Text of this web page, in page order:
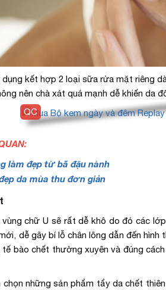
kết hợp 2 loại sữa rửa mặt riêng
nên chà xát quá mạnh dễ khiến da
làm đẹp từ bã đậu nành
da mùa thu đơn giản
chữ U sẽ rất dễ khô do đó các
dễ gây bí lỗ chân lông dẫn đến
bào chết thường xuyên và đúng
những sản phẩm tẩy da chết